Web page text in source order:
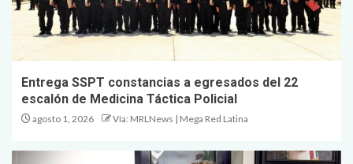
Entrega SSPT constancias a egresados del 22
escalón de Medicina Táctica Policial
agosto 1, 2026 Vía: MRLNews | Mega Red Latina